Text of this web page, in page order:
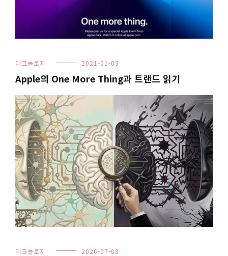
테크놀로지 2021-01-03
Apple의 One More Thing과 트랜드 읽기
테크놀로지 2026-07-08